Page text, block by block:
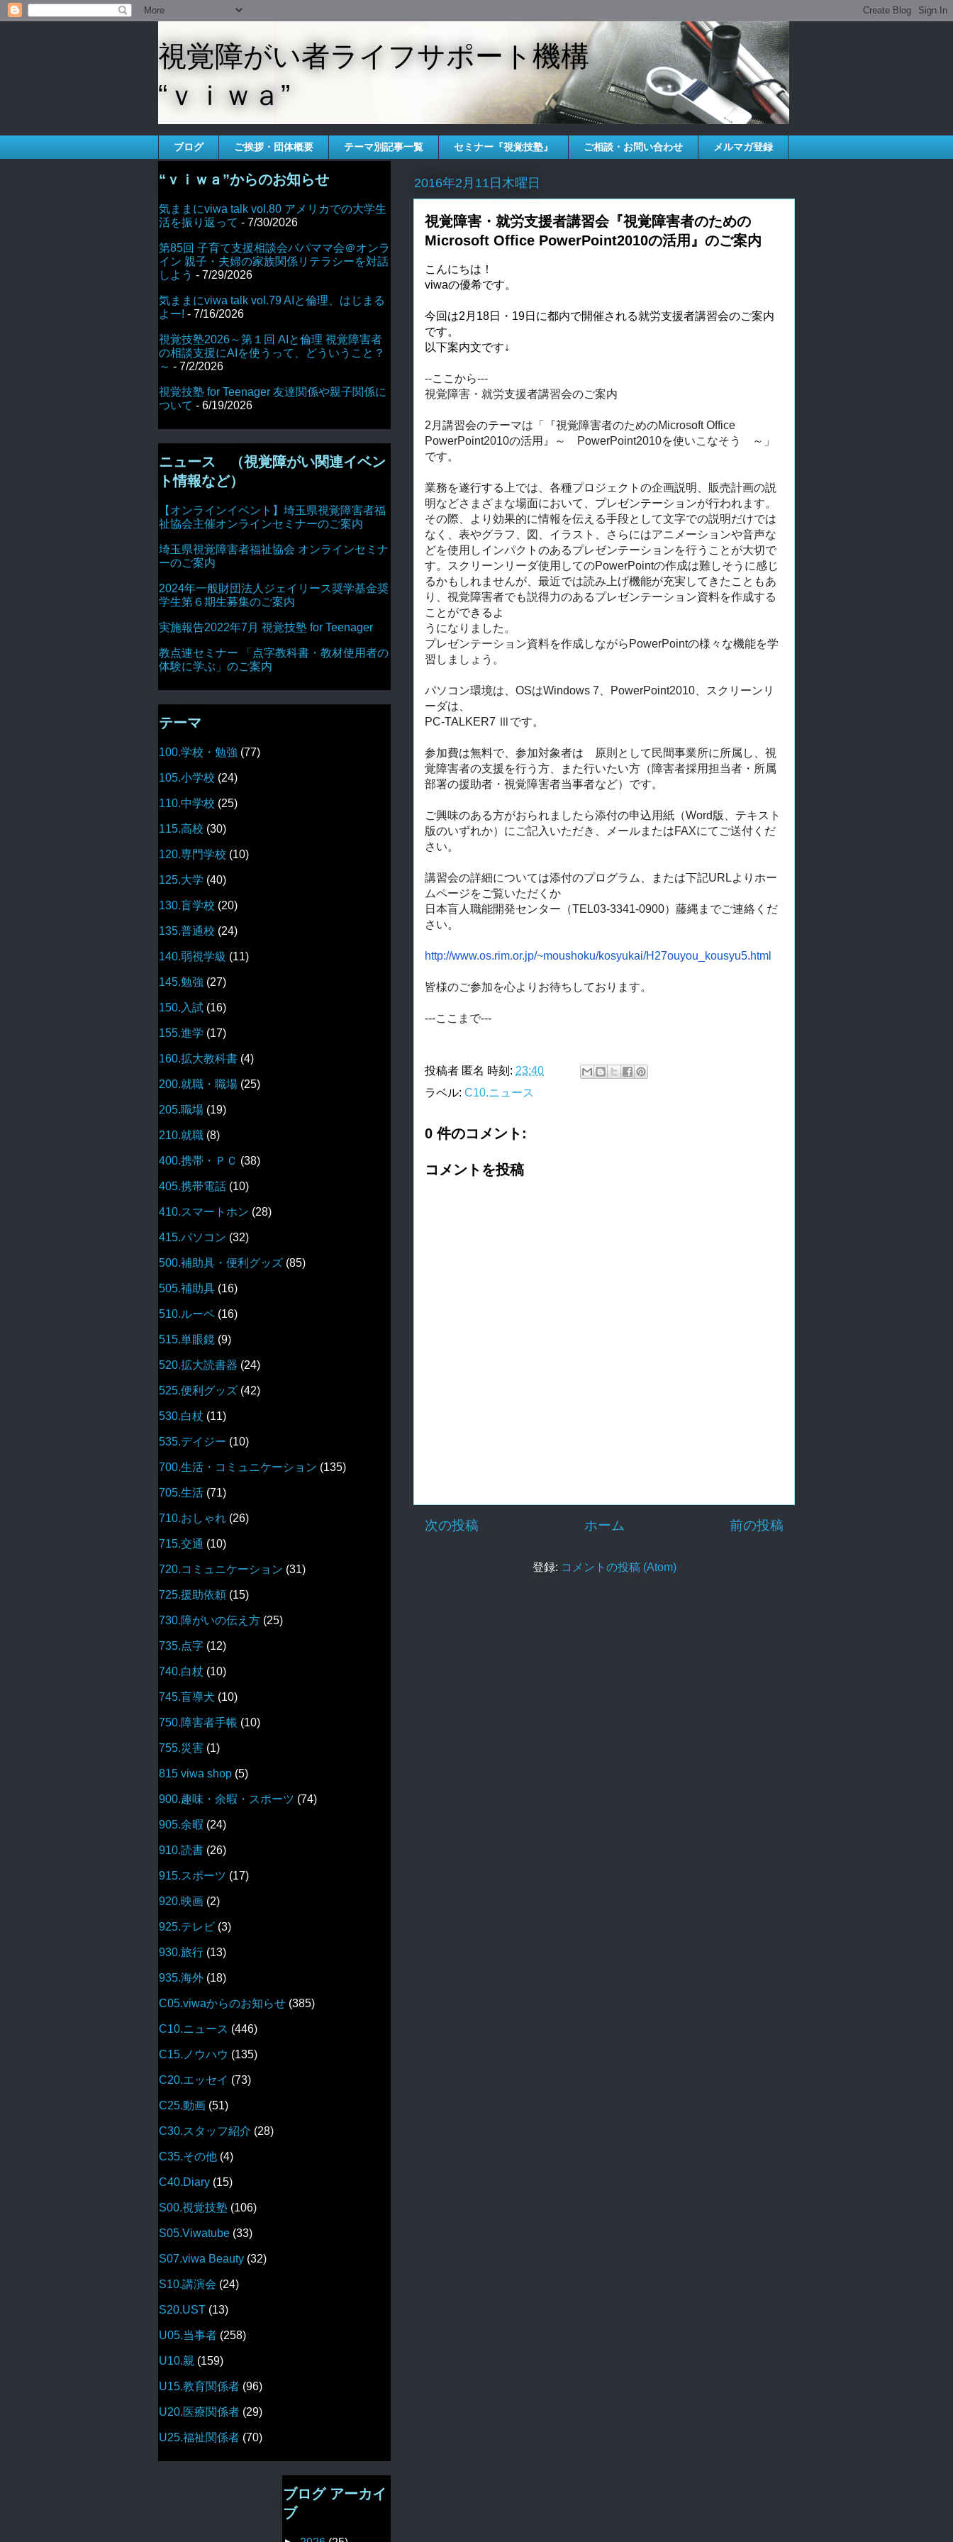
視覚障がい者ライフサポート機構
“ｖｉｗａ”
ブログ ご挨拶・団体概要 テーマ別記事一覧 セミナー『視覚技塾』 ご相談・お問い合わせ メルマガ登録
2016年2月11日木曜日
視覚障害・就労支援者講習会『視覚障害者のための
Microsoft Office PowerPoint2010の活用』のご案内
こんにちは！
viwaの優希です。
今回は2月18日・19日に都内で開催される就労支援者講習会のご案内
です。
以下案内文です↓
--ここから---
視覚障害・就労支援者講習会のご案内
2月講習会のテーマは「『視覚障害者のためのMicrosoft Office
PowerPoint2010の活用』
～ PowerPoint2010を使いこなそう ～」
です。
業務を遂行する上では、各種プロジェクトの企画説明、 販売計画の説
明などさまざまな場面において、プレゼンテーションが行われます。
その際、
より効果的に情報を伝える手段として文字での説明だけでは
なく、 表やグラフ、図、イラスト、
さらにはアニメーションや音声な
どを使用しインパクトのあるプレゼンテーションを行うことが大切で
す。
スクリーンリーダ使用してのPowerPointの作成は難しそ うに感じ
るかもしれませんが、 最近では読み上げ機能が充実してきたこともあ
り、 視覚障害者でも説得力のあるプレゼンテーション資料を作成する
こ とができるよ
うになりました。
プレゼンテーション資料を作成しながらPowerPointの様 々な機能を学
習しましょ う。
パソコン環境は、OSはWindows 7、PowerPoint2010、スクリーンリ
ーダは、
PC-TALKER7 Ⅲです。
参加費は無料で、参加対象者は 原則として民間事業所に所属し、 視
覚障害者の支援を行う方、また行いたい方（障害者採用担当者・ 所属
部署の援助者・視覚障害者当事者など）です。
ご興味のある方がおられましたら添付の申込用紙（Word版、 テキスト
版のいずれか）に ご記入いただき、メールまたはFAXにてご送付くだ
さい。
講習会の詳細については添付のプログラム、
または下記URLよりホー
ムページをご覧いただくか
日本盲人職能開発センター（TEL03-3341-0900） 藤縄までご連絡くだ
さい。
http://www.os.rim.or.jp/~moushoku/kosyukai/H27ouyou_ kousyu5.html
皆様のご参加を心よりお待ちしております。
---ここまで---
投稿者 匿名 時刻: 23:40
ラベル: C10.ニュース
0 件のコメント:
コメントを投稿
次の投稿 前の投稿
ホーム
登録: コメントの投稿 (Atom)
“ｖｉｗａ”からのお知らせ
気ままにviwa talk vol.80 アメリカでの大学生
活を振り返って - 7/30/2026
第85回 子育て支援相談会パパママ会＠オンラ
イン 親子・夫婦の家族関係リテラシーを対話
しよう - 7/29/2026
気ままにviwa talk vol.79 AIと倫理、はじまる
よー! - 7/16/2026
視覚技塾2026～第１回 AIと倫理 視覚障害者
の相談支援にAIを使うって、どういうこと？
～ - 7/2/2026
視覚技塾 for Teenager 友達関係や親子関係に
ついて - 6/19/2026
ニュース （視覚障がい関連イベン
ト情報など）
【オンラインイベント】埼玉県視覚障害者福
祉協会主催オンラインセミナーのご案内
埼玉県視覚障害者福祉協会 オンラインセミナ
ーのご案内
2024年一般財団法人ジェイリース奨学基金奨
学生第６期生募集のご案内
実施報告2022年7月 視覚技塾 for Teenager
教点連セミナー 「点字教科書・教材使用者の
体験に学ぶ」のご案内
テーマ
100.学校・勉強 (77)
105.小学校 (24)
110.中学校 (25)
115.高校 (30)
120.専門学校 (10)
125.大学 (40)
130.盲学校 (20)
135.普通校 (24)
140.弱視学級 (11)
145.勉強 (27)
150.入試 (16)
155.進学 (17)
160.拡大教科書 (4)
200.就職・職場 (25)
205.職場 (19)
210.就職 (8)
400.携帯・ＰＣ (38)
405.携帯電話 (10)
410.スマートホン (28)
415.パソコン (32)
500.補助具・便利グッズ (85)
505.補助具 (16)
510.ルーペ (16)
515.単眼鏡 (9)
520.拡大読書器 (24)
525.便利グッズ (42)
530.白杖 (11)
535.デイジー (10)
700.生活・コミュニケーション (135)
705.生活 (71)
710.おしゃれ (26)
715.交通 (10)
720.コミュニケーション (31)
725.援助依頼 (15)
730.障がいの伝え方 (25)
735.点字 (12)
740.白杖 (10)
745.盲導犬 (10)
750.障害者手帳 (10)
755.災害 (1)
815 viwa shop (5)
900.趣味・余暇・スポーツ (74)
905.余暇 (24)
910.読書 (26)
915.スポーツ (17)
920.映画 (2)
925.テレビ (3)
930.旅行 (13)
935.海外 (18)
C05.viwaからのお知らせ (385)
C10.ニュース (446)
C15.ノウハウ (135)
C20.エッセイ (73)
C25.動画 (51)
C30.スタッフ紹介 (28)
C35.その他 (4)
C40.Diary (15)
S00.視覚技塾 (106)
S05.Viwatube (33)
S07.viwa Beauty (32)
S10.講演会 (24)
S20.UST (13)
U05.当事者 (258)
U10.親 (159)
U15.教育関係者 (96)
U20.医療関係者 (29)
U25.福祉関係者 (70)
ブログ アーカイ
ブ